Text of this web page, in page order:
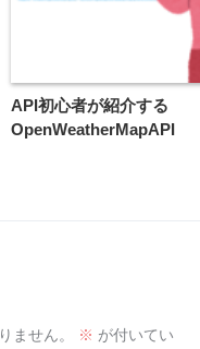
API初心者が紹介する
OpenWeatherMapAPI
ません。 ※ が付いてい